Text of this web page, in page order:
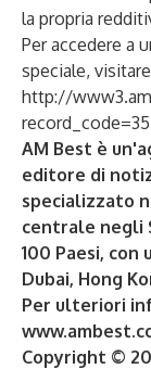
la propria
Per accedere a
speciale, visitare
http://
AM Best è
editore di
specializzato
centrale negli
100 Paesi,
Dubai, Hong
Per ulteriori
Copyright ©